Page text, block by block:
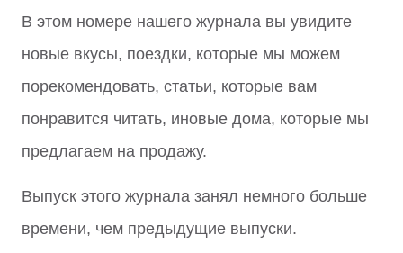
В этом номере нашего журнала вы увидите
новые вкусы, поездки, которые мы можем
порекомендовать, статьи, которые вам
понравится читать, иновые дома, которые мы
предлагаем на продажу.
Выпуск этого журнала занял немного больше
времени, чем предыдущие выпуски.